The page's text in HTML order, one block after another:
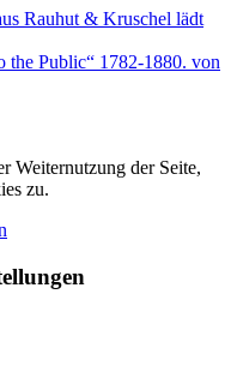
Rauhut & Kruschel lädt
the Public“ 1782-1880. von
Weiternutzung der Seite,
zu.